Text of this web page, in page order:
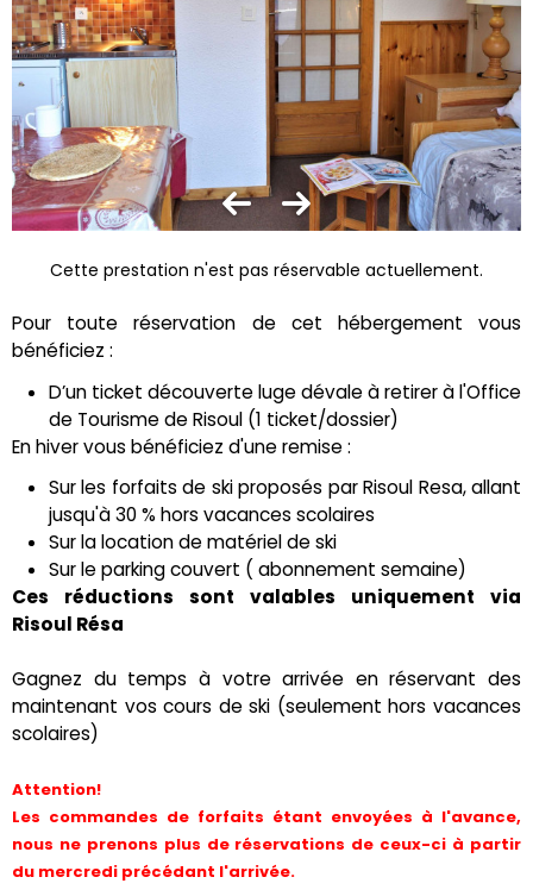
Cette prestation n'est pas réservable actuellement.
Pour toute réservation de cet hébergement vous
bénéficiez :
D’un ticket découverte luge dévale à retirer à l'Office
de Tourisme de Risoul (1 ticket/dossier)
En hiver vous bénéficiez d'une remise :
Sur les forfaits de ski proposés par Risoul Resa, allant
jusqu'à 30 % hors vacances scolaires
Sur la location de matériel de ski
Sur le parking couvert ( abonnement semaine)
Ces réductions sont valables uniquement via
Risoul Résa
Gagnez du temps à votre arrivée en réservant des
maintenant vos cours de ski (seulement hors vacances
scolaires)
Attention!
Les commandes de forfaits étant envoyées à l'avance,
nous ne prenons plus de réservations de ceux-ci à partir
du mercredi précédant l'arrivée.